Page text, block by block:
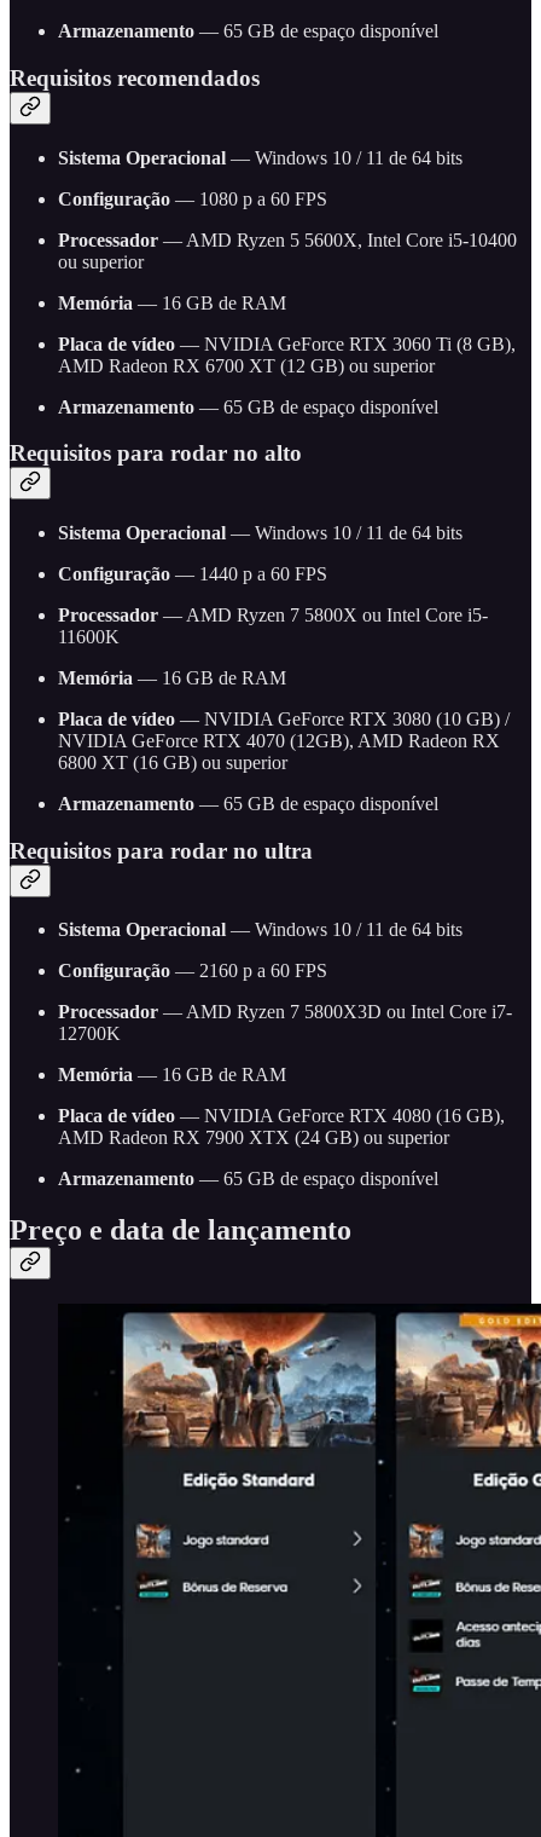
Armazenamento — 65 GB de espaço disponível
Requisitos recomendados
Sistema Operacional — Windows 10 / 11 de 64 bits
Configuração — 1080 p a 60 FPS
Processador — AMD Ryzen 5 5600X, Intel Core i5-10400
ou superior
Memória — 16 GB de RAM
Placa de vídeo — NVIDIA GeForce RTX 3060 Ti (8 GB),
AMD Radeon RX 6700 XT (12 GB) ou superior
Armazenamento — 65 GB de espaço disponível
Requisitos para rodar no alto
Sistema Operacional — Windows 10 / 11 de 64 bits
Configuração — 1440 p a 60 FPS
Processador — AMD Ryzen 7 5800X ou Intel Core i5-
11600K
Memória — 16 GB de RAM
Placa de vídeo — NVIDIA GeForce RTX 3080 (10 GB) /
NVIDIA GeForce RTX 4070 (12GB), AMD Radeon RX
6800 XT (16 GB) ou superior
Armazenamento — 65 GB de espaço disponível
Requisitos para rodar no ultra
Sistema Operacional — Windows 10 / 11 de 64 bits
Configuração — 2160 p a 60 FPS
Processador — AMD Ryzen 7 5800X3D ou Intel Core i7-
12700K
Memória — 16 GB de RAM
Placa de vídeo — NVIDIA GeForce RTX 4080 (16 GB),
AMD Radeon RX 7900 XTX (24 GB) ou superior
Armazenamento — 65 GB de espaço disponível
Preço e data de lançamento